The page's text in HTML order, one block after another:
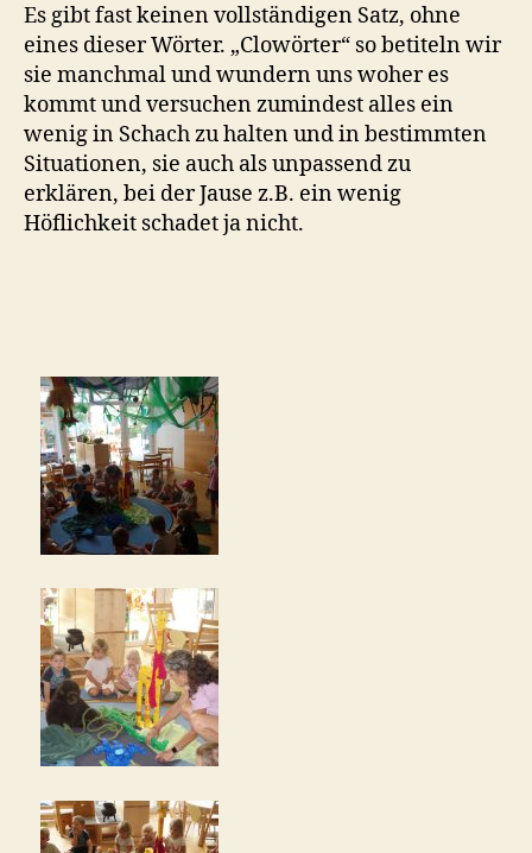
Es gibt fast keinen vollständigen Satz, ohne
eines dieser Wörter. „Clowörter“ so betiteln wir
sie manchmal und wundern uns woher es
kommt und versuchen zumindest alles ein
wenig in Schach zu halten und in bestimmten
Situationen, sie auch als unpassend zu
erklären, bei der Jause z.B. ein wenig
Höflichkeit schadet ja nicht.